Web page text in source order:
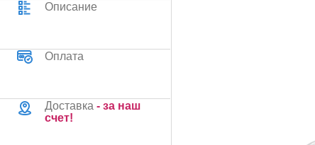
Описание
Оплата
Доставка - за наш
счет!